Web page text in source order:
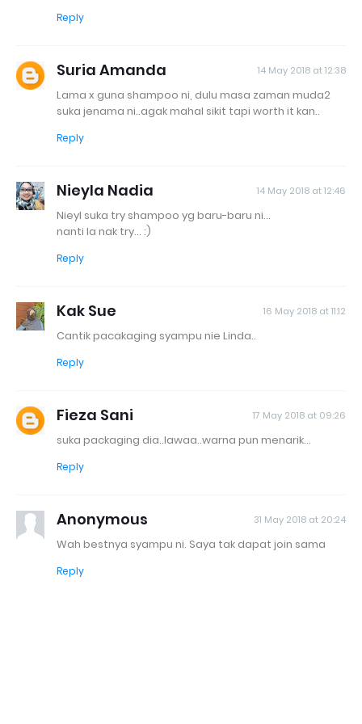
Reply
Suria Amanda 14 May 2018 at 12:38
Lama x guna shampoo ni, dulu masa zaman muda2
suka jenama ni..agak mahal sikit tapi worth it kan..
Reply
Nieyla Nadia 14 May 2018 at 12:46
Nieyl suka try shampoo yg baru-baru ni...
nanti la nak try... :)
Reply
Kak Sue 16 May 2018 at 11:12
Cantik pacakaging syampu nie Linda..
Reply
Fieza Sani 17 May 2018 at 09:26
suka packaging dia..lawaa..warna pun menarik...
Reply
Anonymous 31 May 2018 at 20:24
Wah bestnya syampu ni. Saya tak dapat join sama
Reply